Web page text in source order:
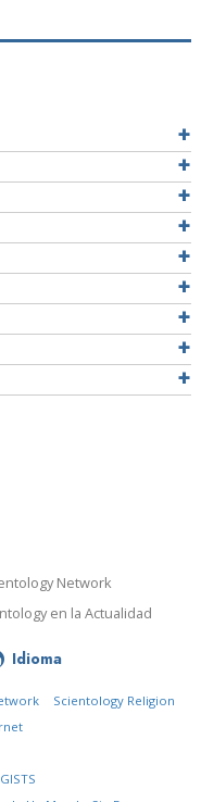
Network
en la Actualidad
Idioma
Scientology Religion